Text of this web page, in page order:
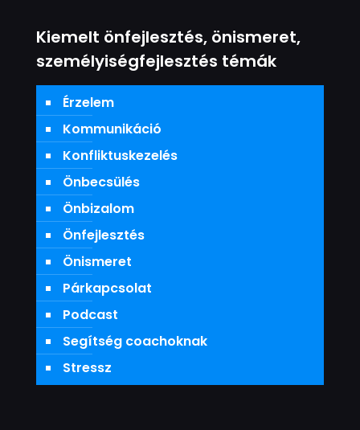
Kiemelt önfejlesztés, önismeret,
személyiségfejlesztés témák
Érzelem
Kommunikáció
Konfliktuskezelés
Önbecsülés
Önbizalom
Önfejlesztés
Önismeret
Párkapcsolat
Podcast
Segítség coachoknak
Stressz